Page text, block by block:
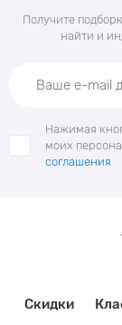
Получите
найти и
Нажимая
моих
соглашения
Скидки